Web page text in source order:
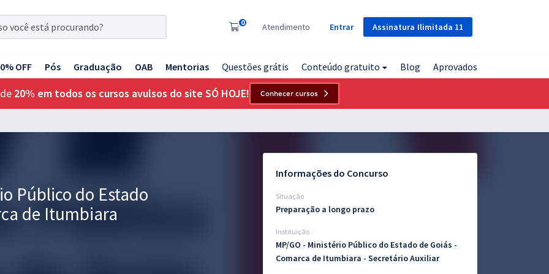
Assinatura Ilimitada 11
0 Atendimento Entrar
OFF Pós Graduação OAB Mentorias Questões grátis Conteúdo gratuito Blog Aprovados
20% em todos os cursos avulsos do site SÓ HOJE! Conhecer cursos
Público do Estado
de Itumbiara
Informações do Concurso
Situação
Preparação a longo prazo
Instituição
MP/GO - Ministério Público do Estado de Goiás -
Comarca de Itumbiara - Secretário Auxiliar